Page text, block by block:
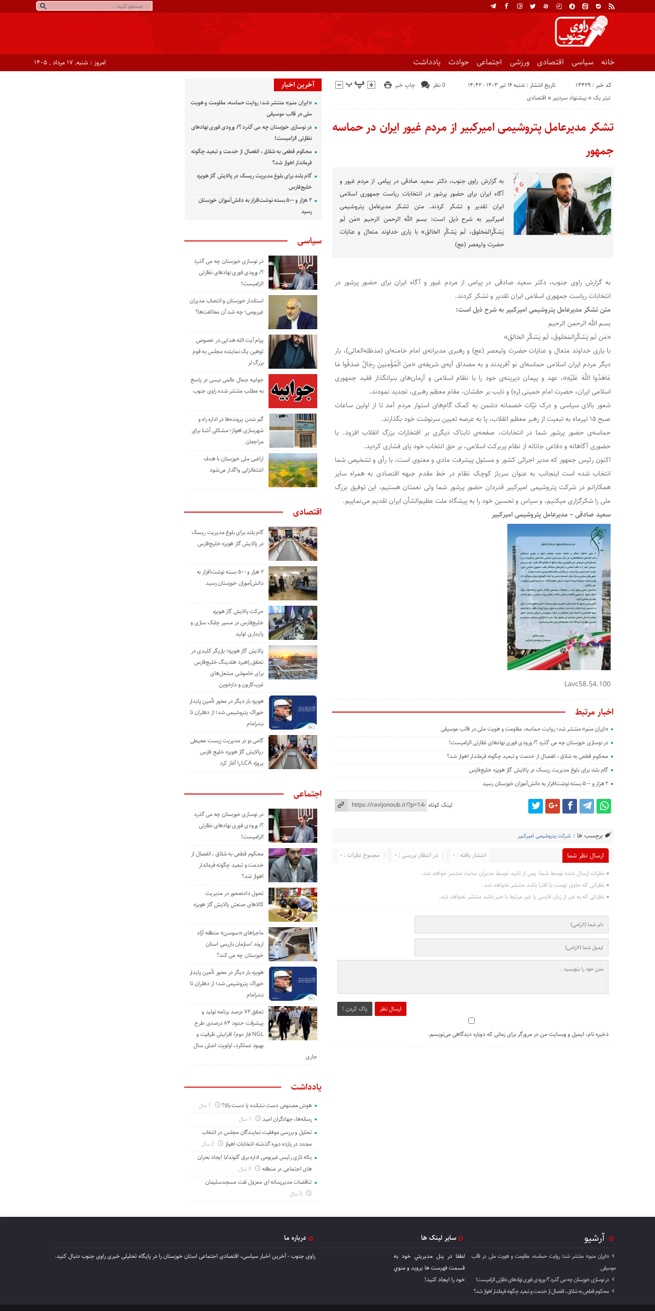
خانه سیاسی اقتصادی ورزشی اجتماعی حوادث یادداشت امروز : شنبه, ۱۷ مرداد , ۱۴۰۵
کد خبر : 14429 تاریخ انتشار : شنبه ۱۶ تیر ۱۴۰۳ - ۱۴:۴۲ چاپ خبر
0 نظر
اقتصادی « پیشنهاد سردبیر « تیتر یک
تشکر مدیرعامل پتروشیمی امیرکبیر از مردم غیور ایران در حماسه
جمهور
به گزارش راوی جنوب، دکتر سعید صادقی در پیامی از مردم غیور و
آگاه ایران برای حضور پرشور در انتخابات ریاست جمهوری اسلامی
ایران تقدیر و تشکر کردند. متن تشکر مدیرعامل پتروشیمی
امیرکبیر به شرح ذیل است: بسم الله الرحمن الرحیم «مَن لَم
یَشکُرِالمَخلوقَ، لَم یَشکُرِ الخالقَ» با یاری خداوند متعال و عنایات
حضرت ولیعصر (عج)
به گزارش راوی جنوب، دکتر سعید صادقی در پیامی از مردم غیور و آگاه ایران برای حضور پرشور در
انتخابات ریاست جمهوری اسلامی ایران تقدیر و تشکر کردند.
متن تشکر مدیرعامل پتروشیمی امیرکبیر به شرح ذیل است:
بسم الله الرحمن الرحیم
«مَن لَم یَشکُرِالمَخلوقَ، لَم یَشکُرِ الخالقَ»
با یاری خداوند متعال و عنایات حضرت ولیعصر (عج) و رهبری مدبرانه‌ی امام خامنه‌ای (مدظله‌العالی)، بار
دیگر مردم ایران اسلامی حماسه‌ای نو آفریدند و به مصداق آیه‌ی شریفه‌ی «مِنَ الْمُؤْمِنِینَ رِجَالٌ صَدَقُوا مَا
عَاهَدُوا اللَّهَ عَلَیْهِ»، عهد و پیمان دیرینه‌ی خود را با نظام اسلامی و آرمان‌های بنیانگذار فقید جمهوری
اسلامی ایران، حضرت امام خمینی (ره) و نایب بر حقشان، مقام معظم رهبری، تجدید نمودند.
شعور بالای سیاسی و درک نیّات خصمانه دشمن به کمک گام‌های استوار مردم آمد تا از اولین ساعات
صبح ۱۵ تیرماه به تبعیت از رهبر معظم انقلاب، پا به عرصه تعیین سرنوشت خود بگذارند.
حماسه‌ی حضور پرشور شما در انتخابات، صفحه‌ی تابناک دیگری بر افتخارات بزرگ انقلاب افزود. با
حضوری آگاهانه و دفاعی جانانه از نظام پربرکت اسلامی، بر حق انتخاب خود پای فشاری کردید.
اکنون رئیس جمهور که مدیر اجرائی کشور و مسئول پیشرفت مادی و معنوی است، با رأی و تشخیص شما
انتخاب شده است اینجانب به عنوان سرباز کوچک نظام در خط مقدم جبهه اقتصادی به همراه سایر
همکارانم در شرکت پتروشیمی امیرکبیر قدردان حضور پرشور شما ولی نعمتان هستیم، این توفیق بزرگ
ملی را شکرگزاری میکنیم، و سپاس و تحسین خود را به پیشگاه ملت عظیم‌الشأن ایران تقدیم می‌نماییم.
سعید صادقی – مدیرعامل پتروشیمی امیرکبیر
Lavc58.54.100
اخبار مرتبط
«ایران منم» منتشر شد؛ روایت حماسه، مقاومت و هویت ملی در قالب موسیقی
در نوسازی خوزستان چه می گذرد ؟/ ورودی فوری نهادهای نظارتی الزامیست!
محکوم قطعی به شلاق ، انفصال از خدمت و تبعید چگونه فرماندار اهواز شد؟
گام بلند برای بلوغ مدیریت ریسک در پالایش گاز هویزه خلیج‌فارس
۲ هزار و ۵۰۰ بسته نوشت‌افزار به دانش‌آموزان خوزستان رسید
لینک کوتاه
برچسب ها : شرکت پتروشیمی امیرکبیر
ارسال نظر شما مجموع نظرات : 0 در انتظار بررسی : 0 انتشار یافته : 0
نظرات ارسال شده توسط شما، پس از تایید توسط مدیران سایت منتشر خواهد شد.
نظراتی که حاوی تهمت یا افترا باشد منتشر نخواهد شد.
نظراتی که به غیر از زبان فارسی یا غیر مرتبط با خبر باشد منتشر نخواهد شد.
ارسال نظر پاک کردن !
ذخیره نام، ایمیل و وبسایت من در مرورگر برای زمانی که دوباره دیدگاهی می‌نویسم.
آخرین اخبار
«ایران منم» منتشر شد؛ روایت حماسه، مقاومت و هویت
ملی در قالب موسیقی
در نوسازی خوزستان چه می گذرد ؟/ ورودی فوری نهادهای
نظارتی الزامیست!
محکوم قطعی به شلاق ، انفصال از خدمت و تبعید چگونه
فرماندار اهواز شد؟
گام بلند برای بلوغ مدیریت ریسک در پالایش گاز هویزه
خلیج‌فارس
۲ هزار و ۵۰۰ بسته نوشت‌افزار به دانش‌آموزان خوزستان
رسید
سیاسی
در نوسازی خوزستان چه می گذرد
؟/ ورودی فوری نهادهای نظارتی
الزامیست!
استاندار خوزستان و انتصاب مدیران
غیربومی؛ چه شد آن مخالفت‌ها؟
پیام آیت الله هدایی در خصوص
توهین یک نماینده مجلس به قوم
بزرگ لر
جوابیه جمال عالمی نیسی در پاسخ
به مطلب منتشر شده راوی جنوب
گم شدن پرونده‌ها در اداره راه و
شهرسازی اهواز؛ مشکلی آشنا برای
مراجعان
اراضی ملی خوزستان با هدف
اشتغالزایی واگذار می‌شود
اقتصادی
گام بلند برای بلوغ مدیریت ریسک
در پالایش گاز هویزه خلیج‌فارس
۲ هزار و ۵۰۰ بسته نوشت‌افزار به
دانش‌آموزان خوزستان رسید
حرکت پالایش گاز هویزه
خلیج‌فارس در مسیر چابک سازی و
پایداری تولید
پالایش گاز هویزه؛ بازیگر کلیدی در
تحقق راهبرد هلدینگ خلیج‌فارس
برای خاموشی مشعل‌های
غرب‌کارون و دارخوین
هویزه بار دیگر در محور تأمین پایدار
خوراک پتروشیمی شد؛ از دهلران تا
بندرامام
گامی نو در مدیریت زیست ‌محیطی
٫پالایش گاز هویزه خلیج ‌فارس
پروژه LCA را آغاز کرد
اجتماعی
در نوسازی خوزستان چه می گذرد
؟/ ورودی فوری نهادهای نظارتی
الزامیست!
محکوم قطعی به شلاق ، انفصال از
خدمت و تبعید چگونه فرماندار
اهواز شد؟
تحول داده‌محور در مدیریت
کالاهای صنعتی پالایش گاز هویزه
ماجراهای «سوسن» منطقه آزاد
اروند /سازمان بازرسی استان
خوزستان چه می کند؟
هویزه بار دیگر در محور تأمین پایدار
خوراک پتروشیمی شد؛ از دهلران تا
بندرامام
تحقق ۷۲ درصد برنامه تولید و
پیشرفت حدود ۸۴ درصدی طرح
NGL فاز دوم/ افزایش ظرفیت و
بهبود عملکرد، اولویت اصلی سال
جاری
یادداشت
هوش مصنوعی دست نشانده یا دست بالا؟
رسانه‌ها، جهادگران امید
تحلیل و بررسی موفقیت نمایندگان مجلس در انتخاب
مجدد در یازده دوره گذشته انتخابات اهواز
یکه تازی رئیس غیربومی اداره برق گتوند/با ایجاد بحران
های اجتماعی در منطقه
تناقضات مدیررسانه ای معزول نفت مسجدسلیمان
آرشیو
«ایران منم» منتشر شد؛ روایت حماسه، مقاومت و هویت ملی در قالب
موسیقی
در نوسازی خوزستان چه می گذرد ؟/ ورودی فوری نهادهای نظارتی الزامیست!
محکوم قطعی به شلاق ، انفصال از خدمت و تبعید چگونه فرماندار اهواز شد؟
سایر لینک ها
لطفا در پنل مديريتي خود به
قسمت فهرست ها برويد و منوي
خود را ايجاد كنيد!
درباره ما
راوی جنوب - آخرین اخبار سیاسی، اقتصادی اجتماعی استان خوزستان را در پایگاه تحلیلی خبری راوی جنوب دنبال کنید.